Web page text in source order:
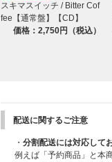
スキマスイッチ / Bitter Cof
fee【通常盤】【CD】
価格：2,750円（税込）
配送に関するご注意
・ 分割配送には対応して
例えば「予約商品」と本